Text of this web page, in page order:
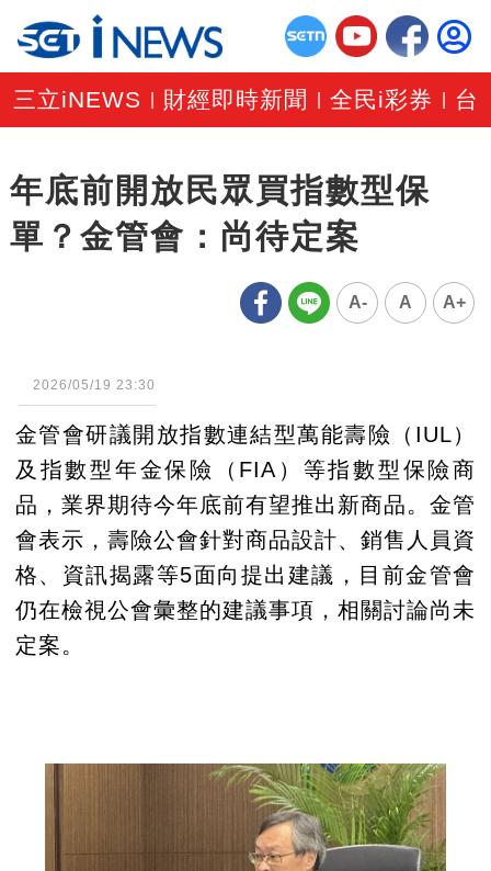
三立iNEWS 財經即時新聞 |全民i彩券 台
年底前開放民眾買指數型保
單？金管會：尚待定案
A- A A+
2026/05/19 23:30
金管會研議開放指數連結型萬能壽險（IUL）
及指數型年金保險（FIA）等指數型保險商
品，業界期待今年底前有望推出新商品。金管
會表示，壽險公會針對商品設計、銷售人員資
格、資訊揭露等5面向提出建議，目前金管會
仍在檢視公會彙整的建議事項，相關討論尚未
定案。